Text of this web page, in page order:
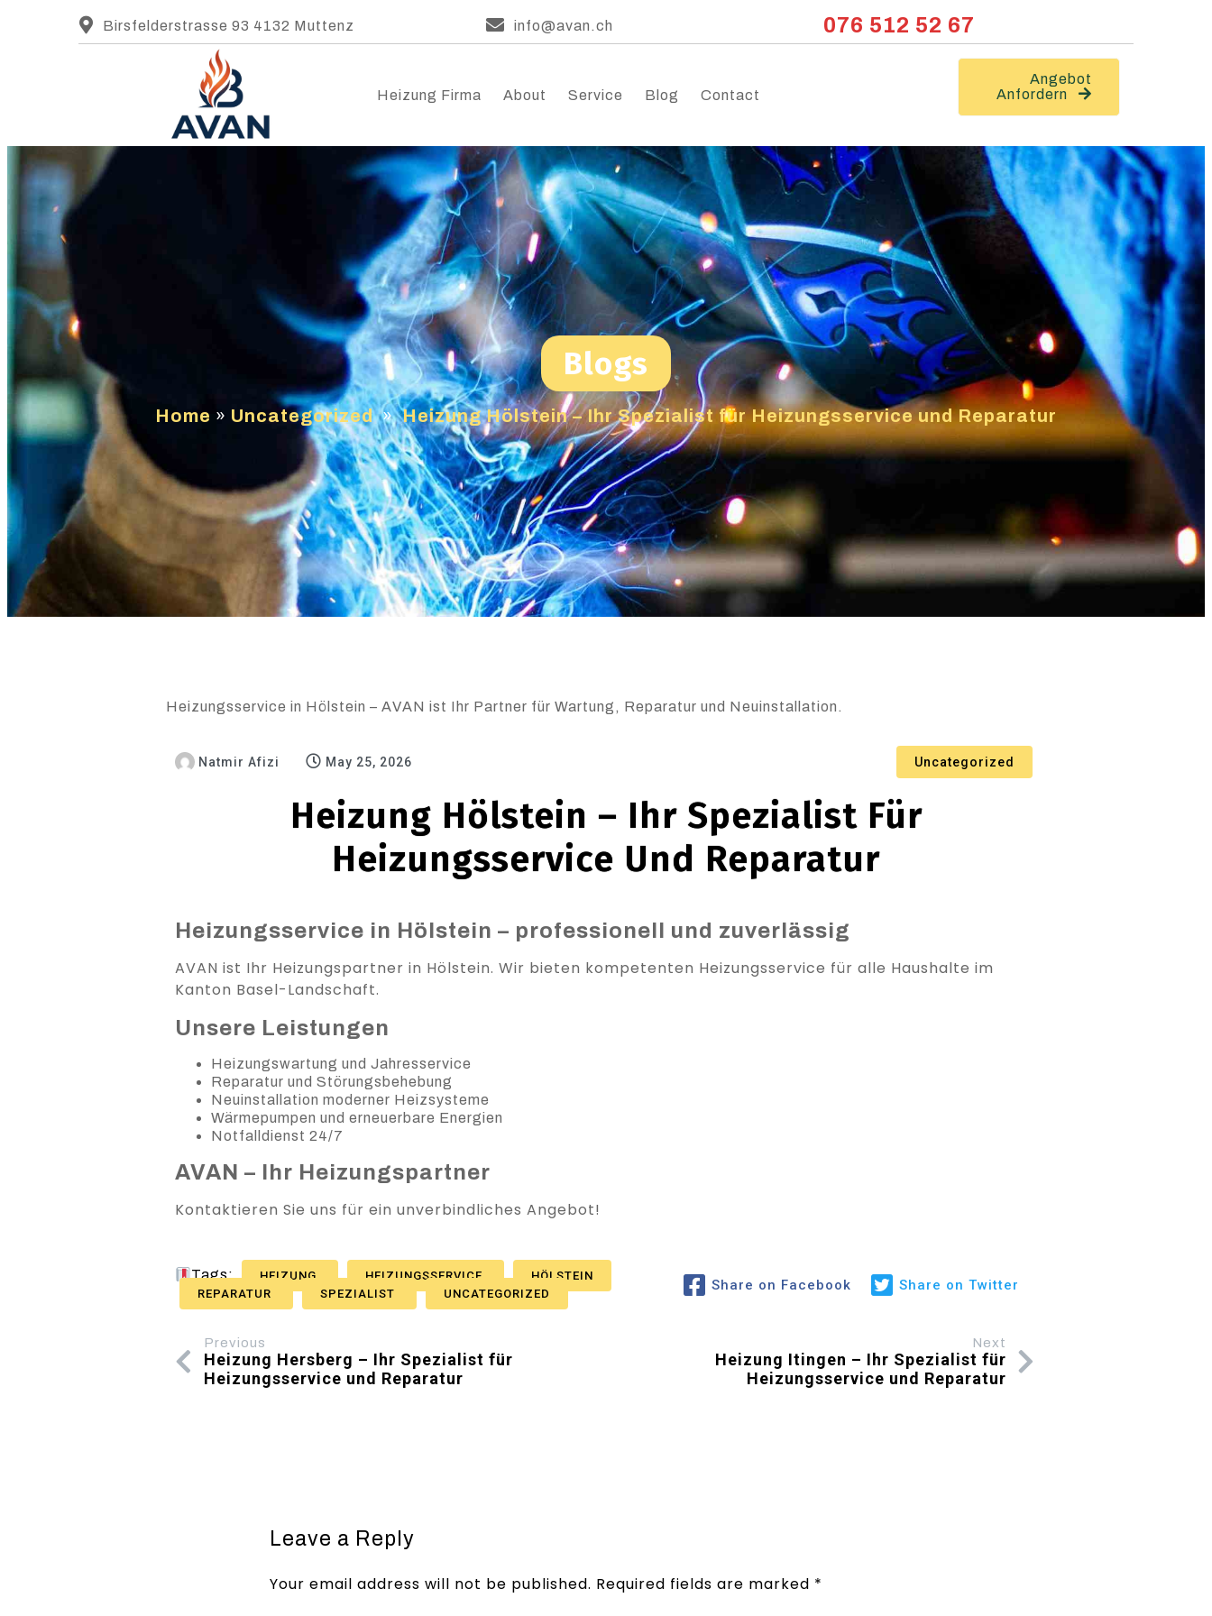
Birsfelderstrasse 93 4132 Muttenz info@avan.ch 076 512 52 67
Heizung Firma About Service Blog Contact
Angebot
Anfordern
Blogs
Home » Uncategorized » Heizung Hölstein – Ihr Spezialist für Heizungsservice und Reparatur
Heizungsservice in Hölstein – AVAN ist Ihr Partner für Wartung, Reparatur und Neuinstallation.
Natmir Afizi May 25, 2026 Uncategorized
Heizung Hölstein – Ihr Spezialist Für
Heizungsservice Und Reparatur
Heizungsservice in Hölstein – professionell und zuverlässig
AVAN ist Ihr Heizungspartner in Hölstein. Wir bieten kompetenten Heizungsservice für alle Haushalte im
Kanton Basel-Landschaft.
Unsere Leistungen
Heizungswartung und Jahresservice
Reparatur und Störungsbehebung
Neuinstallation moderner Heizsysteme
Wärmepumpen und erneuerbare Energien
Notfalldienst 24/7
AVAN – Ihr Heizungspartner
Kontaktieren Sie uns für ein unverbindliches Angebot!
Tags: HEIZUNG HEIZUNGSSERVICE
HÖLSTEIN
REPARATUR
SPEZIALIST UNCATEGORIZED
Share on Facebook Share on Twitter
Previous
Heizung Hersberg – Ihr Spezialist für
Heizungsservice und Reparatur
Next
Heizung Itingen – Ihr Spezialist für
Heizungsservice und Reparatur
Leave a Reply
Your email address will not be published. Required fields are marked *